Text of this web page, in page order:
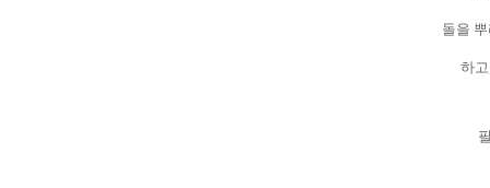
돌을
하고